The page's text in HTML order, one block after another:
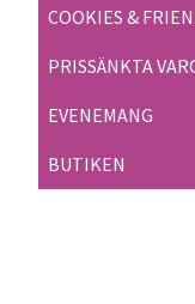
COOKIES &
PRISSÄNKTA
EVENEMANG
BUTIKEN